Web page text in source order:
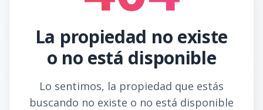
La propiedad no existe
o no está disponible
Lo sentimos, la propiedad que estás
buscando no existe o no está disponible